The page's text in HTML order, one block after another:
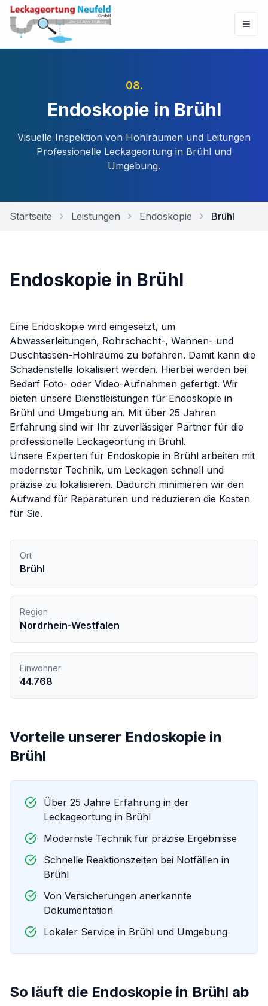
08.
Endoskopie in Brühl
Visuelle Inspektion von Hohlräumen und Leitungen
Professionelle Leckageortung in Brühl und
Umgebung.
Startseite Leistungen Endoskopie Brühl
Endoskopie in Brühl
Eine Endoskopie wird eingesetzt, um
Abwasserleitungen, Rohrschacht-, Wannen- und
Duschtassen-Hohlräume zu befahren. Damit kann die
Schadenstelle lokalisiert werden. Hierbei werden bei
Bedarf Foto- oder Video-Aufnahmen gefertigt. Wir
bieten unsere Dienstleistungen für Endoskopie in
Brühl und Umgebung an. Mit über 25 Jahren
Erfahrung sind wir Ihr zuverlässiger Partner für die
professionelle Leckageortung in Brühl.
Unsere Experten für Endoskopie in Brühl arbeiten mit
modernster Technik, um Leckagen schnell und
präzise zu lokalisieren. Dadurch minimieren wir den
Aufwand für Reparaturen und reduzieren die Kosten
für Sie.
Ort
Brühl
Region
Nordrhein-Westfalen
Einwohner
44.768
Vorteile unserer Endoskopie in
Brühl
Über 25 Jahre Erfahrung in der
Leckageortung in Brühl
Modernste Technik für präzise Ergebnisse
Schnelle Reaktionszeiten bei Notfällen in
Brühl
Von Versicherungen anerkannte
Dokumentation
Lokaler Service in Brühl und Umgebung
So läuft die Endoskopie in Brühl ab